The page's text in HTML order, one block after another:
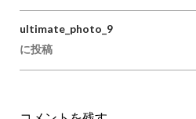
投稿ナビゲーション
ultimate_photo_9
に投稿